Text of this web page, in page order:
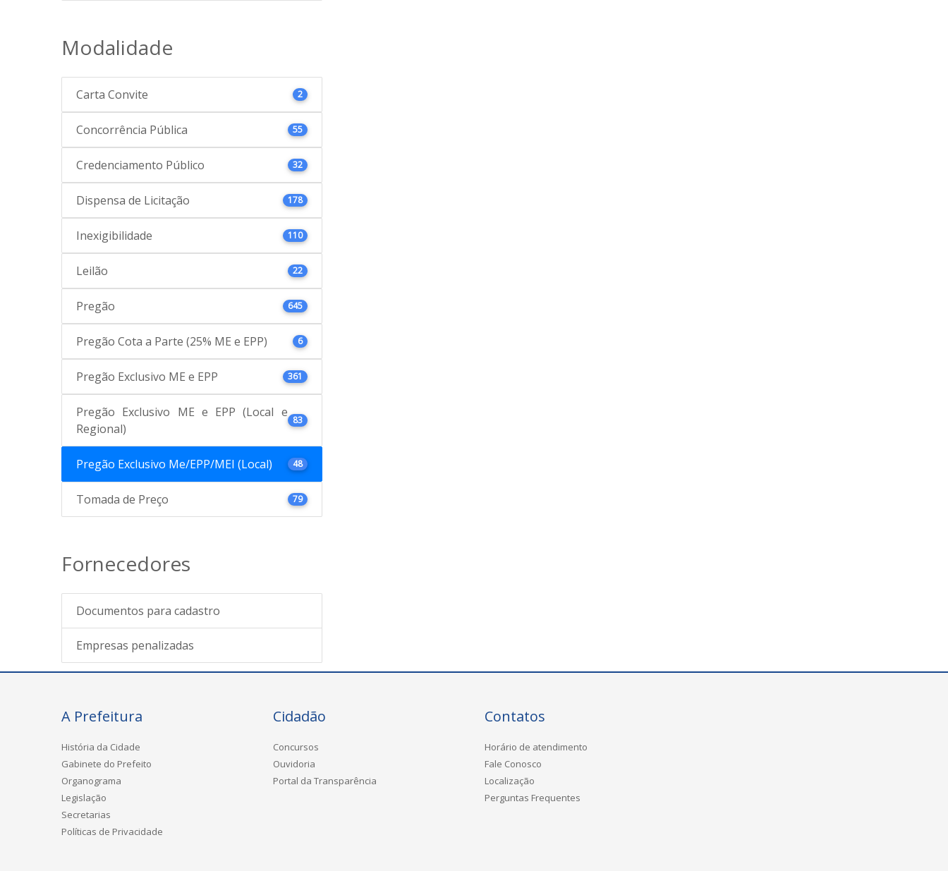
Modalidade
Carta Convite 2
Concorrência Pública 55
Credenciamento Público 32
Dispensa de Licitação 178
Inexigibilidade 110
Leilão 22
Pregão 645
Pregão Cota a Parte (25% ME e EPP) 6
Pregão Exclusivo ME e EPP 361
Pregão Exclusivo ME e EPP (Local e
Regional)
83
Pregão Exclusivo Me/EPP/MEI (Local) 48
Tomada de Preço 79
Fornecedores
Documentos para cadastro
Empresas penalizadas
A Prefeitura
História da Cidade
Gabinete do Prefeito
Organograma
Legislação
Secretarias
Políticas de Privacidade
Cidadão
Concursos
Ouvidoria
Portal da Transparência
Contatos
Horário de atendimento
Fale Conosco
Localização
Perguntas Frequentes